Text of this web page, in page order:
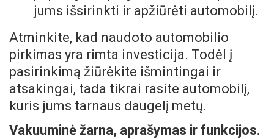
jums išsirinkti ir apžiūrėti automobilį.
Atminkite, kad naudoto automobilio
pirkimas yra rimta investicija. Todėl į
pasirinkimą žiūrėkite išmintingai ir
atsakingai, tada tikrai rasite automobilį,
kuris jums tarnaus daugelį metų.
Vakuuminė žarna, aprašymas ir funkcijos.